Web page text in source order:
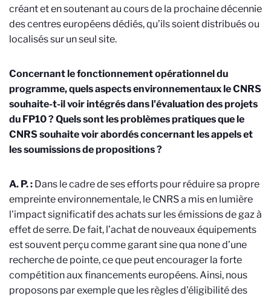
créant et en soutenant au cours de la prochaine décennie
des centres européens dédiés, qu’ils soient distribués ou
localisés sur un seul site.
Concernant le fonctionnement opérationnel du
programme, quels aspects environnementaux le CNRS
souhaite-t-il voir intégrés dans l'évaluation des projets
du FP10 ? Quels sont les problèmes pratiques que le
CNRS souhaite voir abordés concernant les appels et
les soumissions de propositions ?
A. P. : Dans le cadre de ses efforts pour réduire sa propre
empreinte environnementale, le CNRS a mis en lumière
l'impact significatif des achats sur les émissions de gaz à
effet de serre. De fait, l’achat de nouveaux équipements
est souvent perçu comme garant sine qua none d’une
recherche de pointe, ce que peut encourager la forte
compétition aux financements européens. Ainsi, nous
proposons par exemple que les règles d'éligibilité des